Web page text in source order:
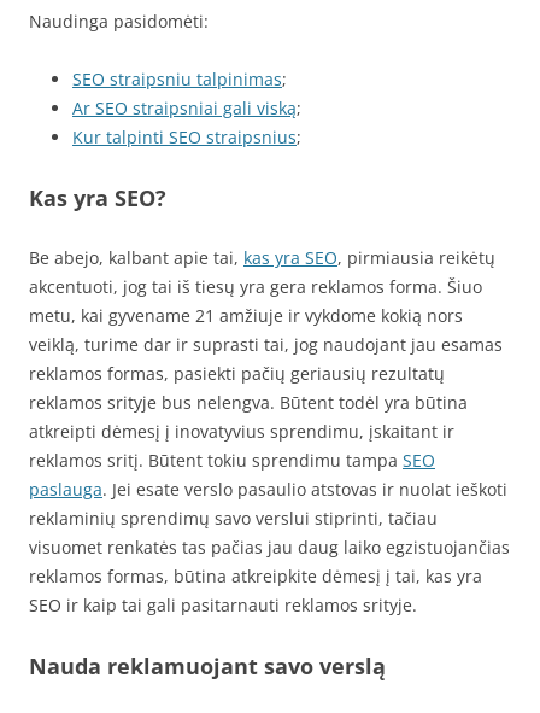
Naudinga pasidomėti:
SEO straipsniu talpinimas;
Ar SEO straipsniai gali viską;
Kur talpinti SEO straipsnius;
Kas yra SEO?
Be abejo, kalbant apie tai, kas yra SEO, pirmiausia reikėtų
akcentuoti, jog tai iš tiesų yra gera reklamos forma. Šiuo
metu, kai gyvename 21 amžiuje ir vykdome kokią nors
veiklą, turime dar ir suprasti tai, jog naudojant jau esamas
reklamos formas, pasiekti pačių geriausių rezultatų
reklamos srityje bus nelengva. Būtent todėl yra būtina
atkreipti dėmesį į inovatyvius sprendimu, įskaitant ir
reklamos sritį. Būtent tokiu sprendimu tampa SEO
paslauga. Jei esate verslo pasaulio atstovas ir nuolat ieškoti
reklaminių sprendimų savo verslui stiprinti, tačiau
visuomet renkatės tas pačias jau daug laiko egzistuojančias
reklamos formas, būtina atkreipkite dėmesį į tai, kas yra
SEO ir kaip tai gali pasitarnauti reklamos srityje.
Nauda reklamuojant savo verslą